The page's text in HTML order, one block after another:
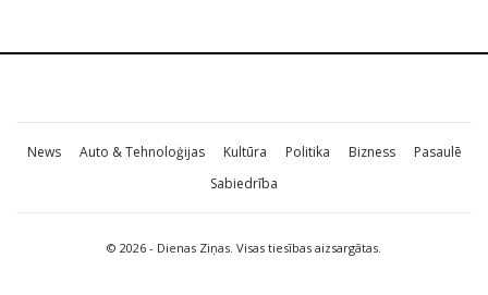
News Auto & Tehnoloģijas Kultūra Politika Bizness
Pasaulē
Sabiedrība
© 2026 - Dienas Ziņas. Visas tiesības aizsargātas.